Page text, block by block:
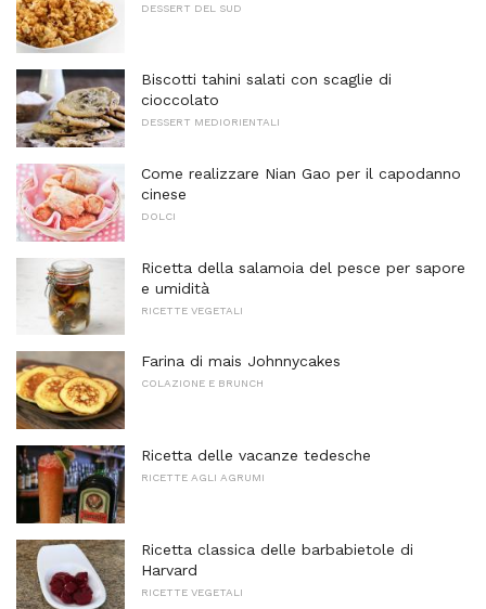
DESSERT DEL SUD
Biscotti tahini salati con scaglie di
cioccolato
DESSERT MEDIORIENTALI
Come realizzare Nian Gao per il capodanno
cinese
DOLCI
Ricetta della salamoia del pesce per sapore
e umidità
RICETTE VEGETALI
Farina di mais Johnnycakes
COLAZIONE E BRUNCH
Ricetta delle vacanze tedesche
RICETTE AGLI AGRUMI
Ricetta classica delle barbabietole di
Harvard
RICETTE VEGETALI